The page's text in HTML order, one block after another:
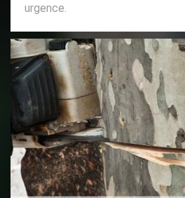
urgence.